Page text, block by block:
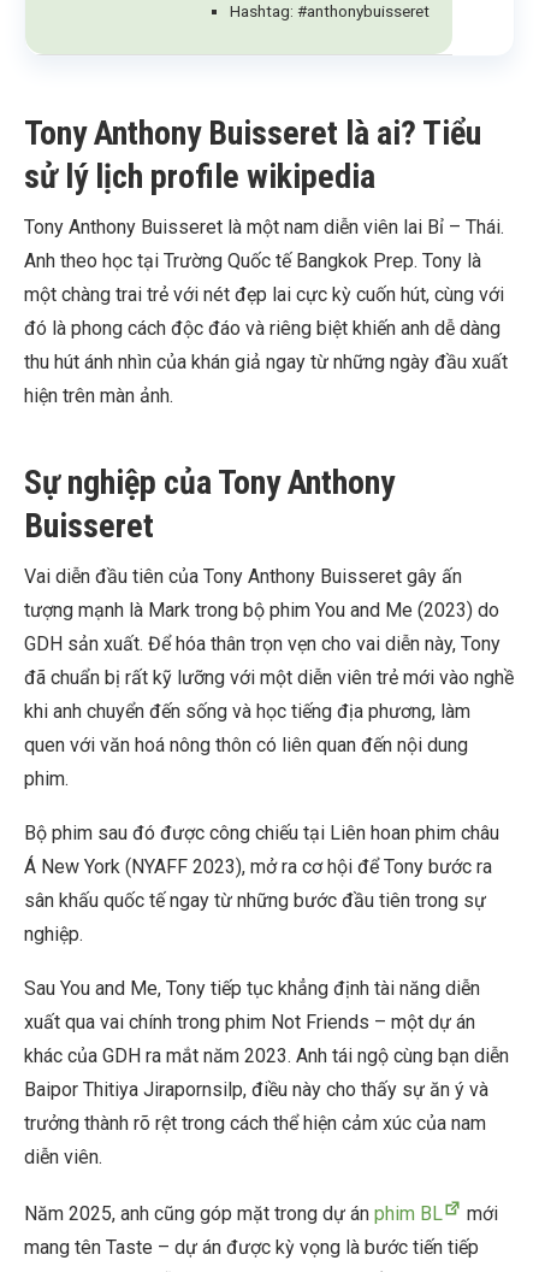
Hashtag: #anthonybuisseret
Tony Anthony Buisseret là ai? Tiểu
sử lý lịch profile wikipedia
Tony Anthony Buisseret là một nam diễn viên lai Bỉ – Thái.
Anh theo học tại Trường Quốc tế Bangkok Prep. Tony là
một chàng trai trẻ với nét đẹp lai cực kỳ cuốn hút, cùng với
đó là phong cách độc đáo và riêng biệt khiến anh dễ dàng
thu hút ánh nhìn của khán giả ngay từ những ngày đầu xuất
hiện trên màn ảnh.
Sự nghiệp của Tony Anthony
Buisseret
Vai diễn đầu tiên của Tony Anthony Buisseret gây ấn
tượng mạnh là Mark trong bộ phim You and Me (2023) do
GDH sản xuất. Để hóa thân trọn vẹn cho vai diễn này, Tony
đã chuẩn bị rất kỹ lưỡng với một diễn viên trẻ mới vào nghề
khi anh chuyển đến sống và học tiếng địa phương, làm
quen với văn hoá nông thôn có liên quan đến nội dung
phim.
Bộ phim sau đó được công chiếu tại Liên hoan phim châu
Á New York (NYAFF 2023), mở ra cơ hội để Tony bước ra
sân khấu quốc tế ngay từ những bước đầu tiên trong sự
nghiệp.
Sau You and Me, Tony tiếp tục khẳng định tài năng diễn
xuất qua vai chính trong phim Not Friends – một dự án
khác của GDH ra mắt năm 2023. Anh tái ngộ cùng bạn diễn
Baipor Thitiya Jirapornsilp, điều này cho thấy sự ăn ý và
trưởng thành rõ rệt trong cách thể hiện cảm xúc của nam
diễn viên.
Năm 2025, anh cũng góp mặt trong dự án phim BL
mới
mang tên Taste – dự án được kỳ vọng là bước tiến tiếp